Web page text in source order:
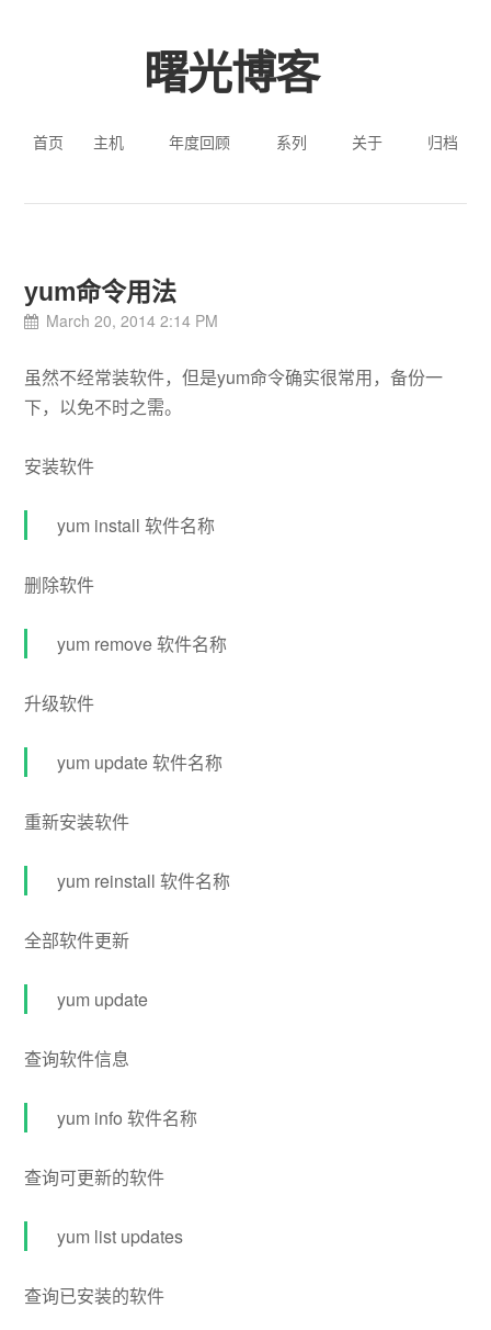
曙光博客
首页 主机 年度回顾 系列 关于 归档
yum命令用法
March 20, 2014 2:14 PM
虽然不经常装软件，但是yum命令确实很常用，备份一
下，以免不时之需。
安装软件
yum install 软件名称
删除软件
yum remove 软件名称
升级软件
yum update 软件名称
重新安装软件
yum reinstall 软件名称
全部软件更新
yum update
查询软件信息
yum info 软件名称
查询可更新的软件
yum list updates
查询已安装的软件